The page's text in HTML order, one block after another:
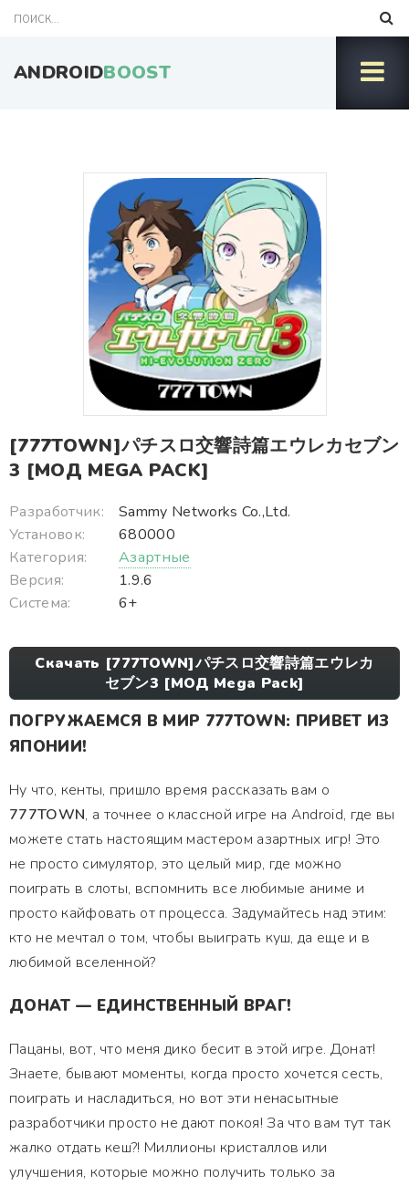
ANDROIDBOOST
[777TOWN]パチスロ交響詩篇エウレカセブン
3 [МОД MEGA PACK]
Разработчик:
Sammy Networks Co.,Ltd.
Установок:
680000
Категория:
Азартные
Версия:
1.9.6
Система:
6+
Скачать [777TOWN]パチスロ交響詩篇エウレカ
セブン3 [МОД Mega Pack]
ПОГРУЖАЕМСЯ В МИР 777TOWN: ПРИВЕТ ИЗ
ЯПОНИИ!
Ну что, кенты, пришло время рассказать вам о
777TOWN, а точнее о классной игре на Android, где вы
можете стать настоящим мастером азартных игр! Это
не просто симулятор, это целый мир, где можно
поиграть в слоты, вспомнить все любимые аниме и
просто кайфовать от процесса. Задумайтесь над этим:
кто не мечтал о том, чтобы выиграть куш, да еще и в
любимой вселенной?
ДОНАТ — ЕДИНСТВЕННЫЙ ВРАГ!
Пацаны, вот, что меня дико бесит в этой игре. Донат!
Знаете, бывают моменты, когда просто хочется сесть,
поиграть и насладиться, но вот эти ненасытные
разработчики просто не дают покоя! За что вам тут так
жалко отдать кеш?! Миллионы кристаллов или
улучшения, которые можно получить только за